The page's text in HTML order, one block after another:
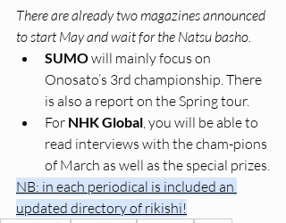
There are already two magazines announced
to start May and wait for the Natsu basho.
SUMO will mainly focus on
Onosato’s 3rd championship. There
is also a report on the Spring tour.
For NHK Global, you will be able to
read interviews with the cham-pions
of March as well as the special prizes.
NB: in each periodical is included an
updated directory of rikishi!